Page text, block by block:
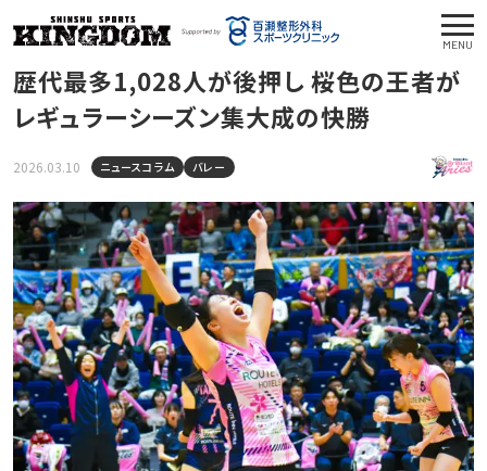
MENU
歴代最多1,028人が後押し 桜色の王者が
レギュラーシーズン集大成の快勝
2026.03.10 ニュースコラム バレー